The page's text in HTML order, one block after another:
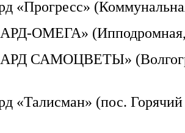
«Прогресс»
ОМЕГА»
САМОЦВЕТЫ»
«Талисман» (пос.